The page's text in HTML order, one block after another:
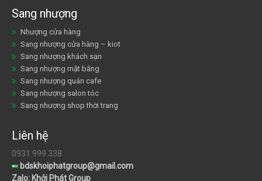
Sang nhượng
Nhượng cửa hàng
Sang nhượng cửa hàng – kiot
Sang nhượng khách sạn
Sang nhượng mặt bằng
Sang nhượng quán cafe
Sang nhượng salon tóc
Sang nhượng shop thời trang
Liên hệ
0931.999.338
bdskhoiphatgroup@gmail.com
Zalo: Khởi Phát Group